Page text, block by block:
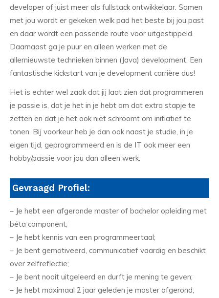
developer of juist meer als fullstack ontwikkelaar. Samen
met jou wordt er gekeken welk pad het beste bij jou past
en daar wordt een passende route voor uitgestippeld.
Daarnaast ga je puur en alleen werken met de
allernieuwste technieken binnen (Java) development. Een
fantastische kickstart van je development carrière dus!
Het is echter wel zaak dat jij laat zien dat programmeren
je passie is, dat je het in je hebt om dat extra stapje te
zetten en dat je het ook niet schroomt om initiatief te
tonen. Bij voorkeur heb je dan ook naast je studie, in je
eigen tijd, geprogrammeerd en is de IT ook meer een
hobby/passie voor jou dan alleen werk.
Gevraagd Profiel:
– Je hebt een afgeronde master of bachelor opleiding met
béta component;
– Je hebt kennis van een programmeertaal;
– Je bent gemotiveerd, communicatief vaardig en beschikt
over zelfreflectie;
– Je bent nooit uitgeleerd en durft je mening te geven;
– Je hebt maximaal 2 jaar geleden je master afgerond;